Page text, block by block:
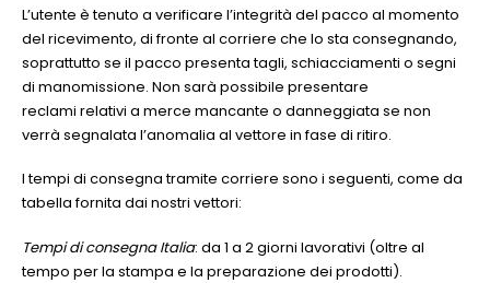
L’utente è tenuto a verificare l’integrità del pacco al momento
del ricevimento, di fronte al corriere che lo sta consegnando,
soprattutto se il pacco presenta tagli, schiacciamenti o segni
di manomissione. Non sarà possibile presentare
reclami relativi a merce mancante o danneggiata se non
verrà segnalata l’anomalia al vettore in fase di ritiro.
I tempi di consegna tramite corriere sono i seguenti, come da
tabella fornita dai nostri vettori:
Tempi di consegna Italia: da 1 a 2 giorni lavorativi (oltre al
tempo per la stampa e la preparazione dei prodotti).